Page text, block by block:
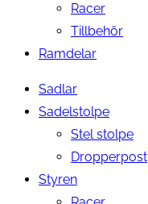
Racer
Tillbehör
Ramdelar
Sadlar
Sadelstolpe
Stel stolpe
Dropperpost
Styren